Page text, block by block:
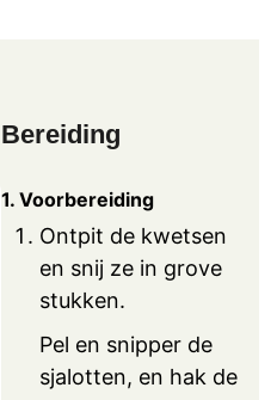
Bereiding
1. Voorbereiding
Ontpit de kwetsen
en snij ze in grove
stukken.
Pel en snipper de
sjalotten, en hak de